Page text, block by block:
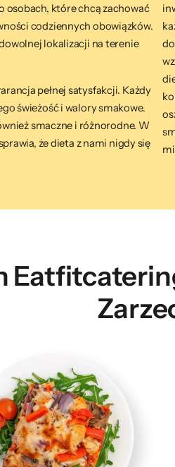
osobach, które chcą zachować
codziennych obowiązków.
lokalizacji na terenie
pełnej satysfakcji. Każdy
świeżość i walory smakowe.
smaczne i różnorodne. W
że dieta z nami nigdy się